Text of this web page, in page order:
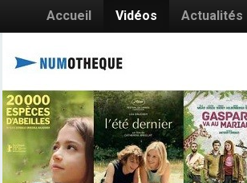
Accueil Vidéos Actualités